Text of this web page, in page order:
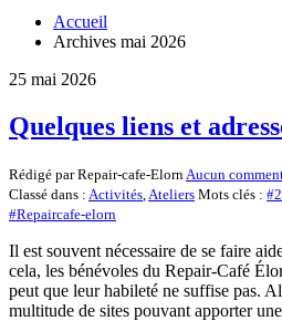
Accueil
Archives mai 2026
25 mai 2026
Quelques liens et
Rédigé par Repair-cafe-Elorn Aucun
Classé dans : Activités Ateliers Mots clés :
#Repaircafe-elorn
Il est souvent nécessaire de se faire
cela, les bénévoles du Repair-Café
peut que leur habileté ne suffise pas.
multitude de sites pouvant apporter